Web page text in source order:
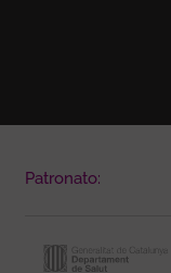
Patronato: